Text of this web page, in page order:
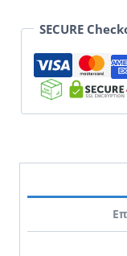
SECURE